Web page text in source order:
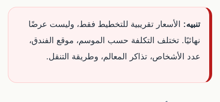
تنبيه: الأسعار تقريبية للتخطيط فقط، وليست عرضًا
نهائيًا. تختلف التكلفة حسب الموسم، موقع الفندق،
عدد الأشخاص، تذاكر المعالم، وطريقة التنقل.